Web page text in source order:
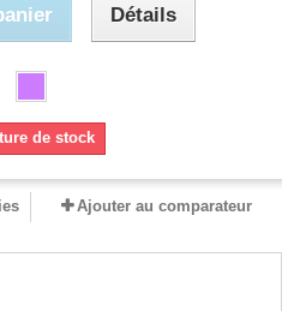
Détails
de stock
Ajouter au comparateur